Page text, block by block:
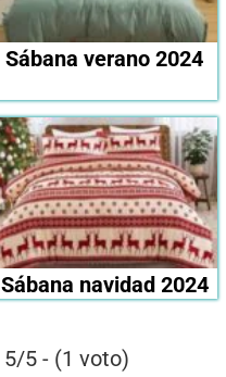
Sábana verano 2024
Sábana navidad 2024
5/5 - (1 voto)